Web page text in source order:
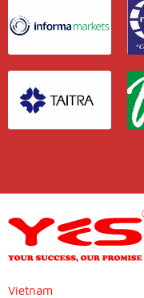
Vietnam